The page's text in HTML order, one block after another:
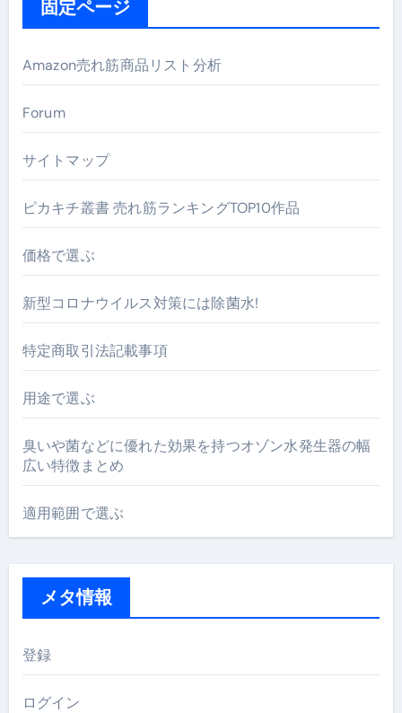
固定ページ
Amazon売れ筋商品リスト分析
Forum
サイトマップ
ピカキチ叢書 売れ筋ランキングTOP10作品
価格で選ぶ
新型コロナウイルス対策には除菌水!
特定商取引法記載事項
用途で選ぶ
臭いや菌などに優れた効果を持つオゾン水発生器の幅
広い特徴まとめ
適用範囲で選ぶ
メタ情報
登録
ログイン